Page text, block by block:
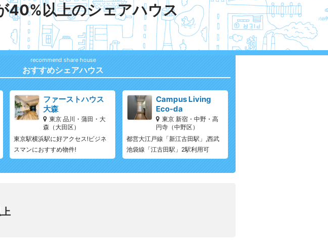
40%以上のシェアハウス
おすすめシェアハウス
ファーストハウス
大森
東京 品川・蒲田・大
森（大田区）
東京駅横浜駅に好アクセス!ビジネ
スマンにおすすめ物件!
Campus Living
Eco-da
東京 新宿・中野・高
円寺（中野区）
都営大江戸線「新江古田駅」,西武
池袋線「江古田駅」2駅利用可